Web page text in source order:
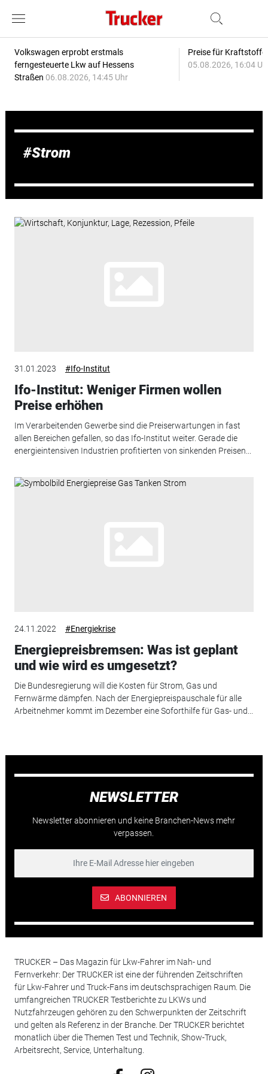
Volkswagen erprobt erstmals
ferngesteuerte Lkw auf Hessens
Straßen 06.08.2026, 14:45 Uhr
Preise für
05.08.2026, 16:04
Strom
31.01.2023 #Ifo-Institut
Ifo-Institut: Weniger Firmen wollen
Preise erhöhen
Im Verarbeitenden Gewerbe sind die Preiserwartungen in fast
allen Bereichen gefallen, so das Ifo-Institut weiter. Gerade die
energieintensiven Industrien profitierten von sinkenden Preisen...
24.11.2022 #Energiekrise
Energiepreisbremsen: Was ist geplant
und wie wird es umgesetzt?
Die Bundesregierung will die Kosten für Strom, Gas und
Fernwärme dämpfen. Nach der Energiepreispauschale für alle
Arbeitnehmer kommt im Dezember eine Soforthilfe für Gas- und...
NEWSLETTER
Newsletter abonnieren und keine Branchen-News mehr
verpassen.
ABONNIEREN
TRUCKER – Das Magazin für Lkw-Fahrer im Nah- und
Fernverkehr: Der TRUCKER ist eine der führenden Zeitschriften
für Lkw-Fahrer und Truck-Fans im deutschsprachigen Raum. Die
umfangreichen TRUCKER Testberichte zu LKWs und
Nutzfahrzeugen gehören zu den Schwerpunkten der Zeitschrift
und gelten als Referenz in der Branche. Der TRUCKER berichtet
monatlich über die Themen Test und Technik, Show-Truck,
Arbeitsrecht, Service, Unterhaltung.